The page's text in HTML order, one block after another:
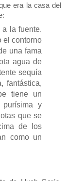
era la casa del
la fuente.
el contorno
una fama
agua de
sequía
fantástica,
tiene un
y
que se
de los
como un